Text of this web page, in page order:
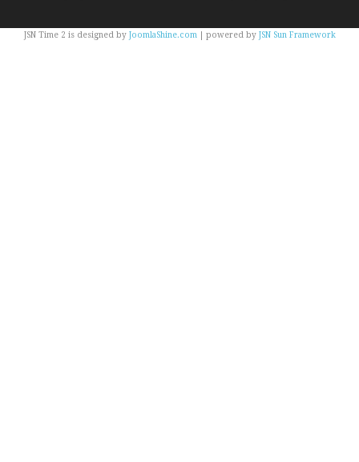
JSN Time 2 is designed by JoomlaShine.com | powered by JSN Sun Framework